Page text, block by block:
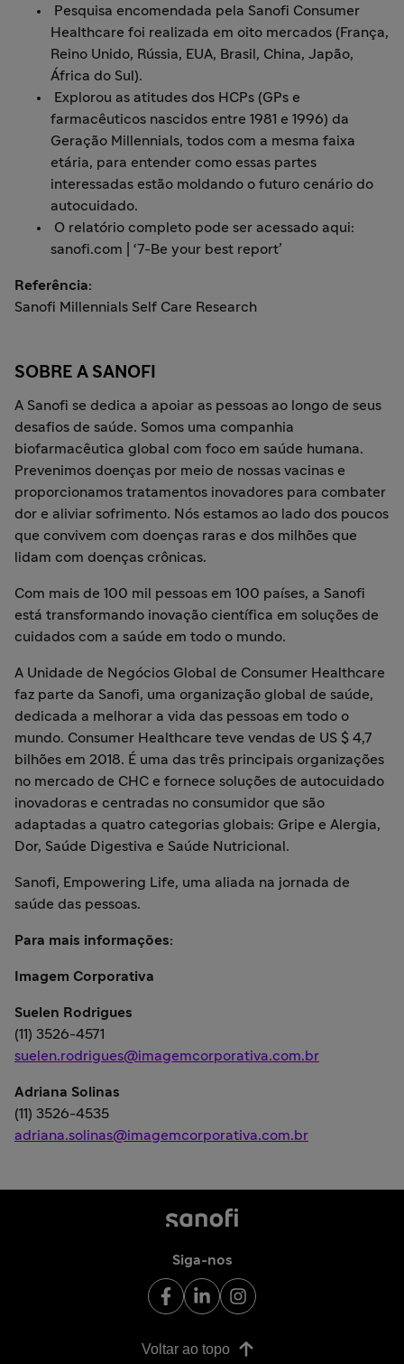
Pesquisa encomendada pela Sanofi Consumer
Healthcare foi realizada em oito mercados (França,
Reino Unido, Rússia, EUA, Brasil, China, Japão,
África do Sul).
Explorou as atitudes dos HCPs (GPs e
farmacêuticos nascidos entre 1981 e 1996) da
Geração Millennials, todos com a mesma faixa
etária, para entender como essas partes
interessadas estão moldando o futuro cenário do
autocuidado.
O relatório completo pode ser acessado aqui:
sanofi.com | ‘7-Be your best report’
Referência:
Sanofi Millennials Self Care Research
SOBRE A SANOFI
A Sanofi se dedica a apoiar as pessoas ao longo de seus
desafios de saúde. Somos uma companhia
biofarmacêutica global com foco em saúde humana.
Prevenimos doenças por meio de nossas vacinas e
proporcionamos tratamentos inovadores para combater
dor e aliviar sofrimento. Nós estamos ao lado dos poucos
que convivem com doenças raras e dos milhões que
lidam com doenças crônicas.
Com mais de 100 mil pessoas em 100 países, a Sanofi
está transformando inovação científica em soluções de
cuidados com a saúde em todo o mundo.
A Unidade de Negócios Global de Consumer Healthcare
faz parte da Sanofi, uma organização global de saúde,
dedicada a melhorar a vida das pessoas em todo o
mundo. Consumer Healthcare teve vendas de US $ 4,7
bilhões em 2018. É uma das três principais organizações
no mercado de CHC e fornece soluções de autocuidado
inovadoras e centradas no consumidor que são
adaptadas a quatro categorias globais: Gripe e Alergia,
Dor, Saúde Digestiva e Saúde Nutricional.
Sanofi, Empowering Life, uma aliada na jornada de
saúde das pessoas.
Para mais informações:
Imagem Corporativa
Suelen Rodrigues
(11) 3526-4571
suelen.rodrigues@imagemcorporativa.com.br
Adriana Solinas
(11) 3526-4535
adriana.solinas@imagemcorporativa.com.br
Siga-nos
Voltar ao topo